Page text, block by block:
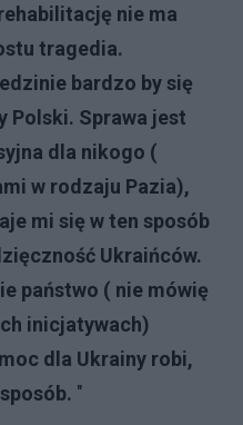
nie ma
tragedia.
bardzo by się
Polski. Sprawa jest
dla nikogo (
w rodzaju Pazia),
mi się w ten sposób
Ukraińców.
państwo ( nie mówię
inicjatywach)
dla Ukrainy robi,
"